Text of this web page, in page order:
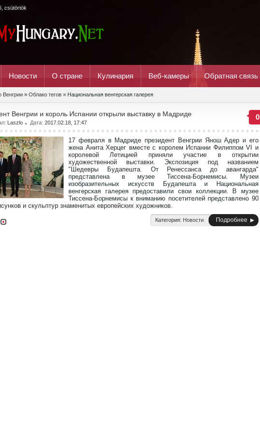
csütörtök
Новости О стране Кулинария Веб-камеры Обратная связь
Венгрии » Облако тегов » Национальная венгерская галерея
0
Венгрии и король Испании открыли выставку в Мадриде
Laszlo Дата: 2017.02.18, 17:47
17 февраля в Мадриде президент Венгрии Янош Адер и его
жена Анита Херцег вместе с королем Испании Филиппом VI и
королевой Летицией приняли участие в открытии
художественной выставки. Экспозиция под названием
"Шедевры Будапешта. От Ренессанса до авангарда"
представлена в музее Тиссена-Борнемисы. Музеи
изобразительных искусств Будапешта и Национальная
венгерская галерея предоставили свои коллекции. В музее
Тиссена-Борнемисы к вниманию посетителей представлено 90
и скульптур знаменитых европейских художников.
Категория: Новости Подробнее